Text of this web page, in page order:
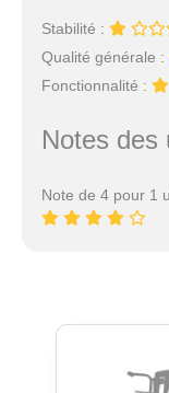
Stabilité :
Qualité générale :
Fonctionnalité :
Notes des
Note de 4 pour 1